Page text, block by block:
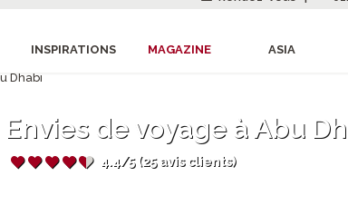
INSPIRATIONS MAGAZINE ASIA
Dhabi
Envies de voyage à Abu
4.4/5 (25 avis clients)